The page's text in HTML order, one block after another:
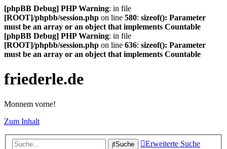
[phpBB Debug] PHP Warning: in file
[ROOT]/phpbb/session.php on line 580: sizeof(): Parameter
must be an array or an object that implements Countable
[phpBB Debug] PHP Warning: in file
[ROOT]/phpbb/session.php on line 636: sizeof(): Parameter
must be an array or an object that implements Countable
friederle.de
Monnem vorne!
Zum Inhalt
Suche Erweiterte Suche